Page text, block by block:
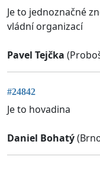
Je to jednoznačné
vládní organizací
Pavel Tejčka
#24842
Je to hovadina
Daniel Bohatý